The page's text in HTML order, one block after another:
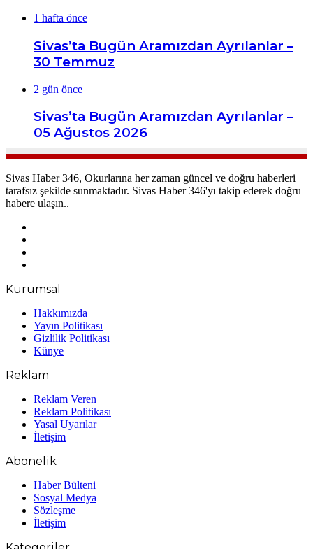
1 hafta önce
Sivas’ta Bugün Aramızdan Ayrılanlar –
30 Temmuz
2 gün önce
Sivas’ta Bugün Aramızdan Ayrılanlar –
05 Ağustos 2026
Sivas Haber 346, Okurlarına her zaman güncel ve doğru haberleri
tarafsız şekilde sunmaktadır. Sivas Haber 346'yı takip ederek doğru
habere ulaşın..
Kurumsal
Hakkımızda
Yayın Politikası
Gizlilik Politikası
Künye
Reklam
Reklam Veren
Reklam Politikası
Yasal Uyarılar
İletişim
Abonelik
Haber Bülteni
Sosyal Medya
Sözleşme
İletişim